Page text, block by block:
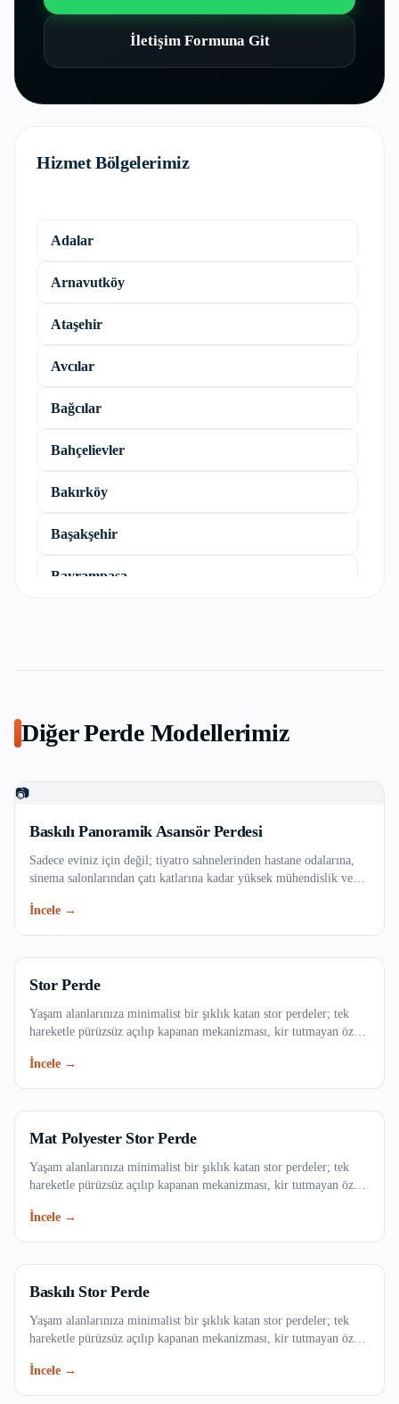
İletişim Formuna Git
Hizmet Bölgelerimiz
Adalar
Arnavutköy
Ataşehir
Avcılar
Bağcılar
Bahçelievler
Bakırköy
Başakşehir
Bayrampaşa
Beyoğlu
Çatalca
Çekmeköy
Esenler
Eyüpsultan
Fatih
Kadıköy
Kartal
Küçükçekmece
Maltepe
Pendik
Diğer Perde Modellerimiz
📷
Baskılı Panoramik Asansör Perdesi
Sadece eviniz için değil; tiyatro sahnelerinden hastane odalarına,
sinema salonlarından çatı katlarına kadar yüksek mühendislik ve
güvenlik standartlarına tam uyumlu ve dayanıklı endüstriyel perde
İncele →
Stor Perde
Yaşam alanlarınıza minimalist bir şıklık katan stor perdeler; tek
hareketle pürüzsüz açılıp kapanan mekanizması, kir tutmayan özel
ofisinizin vazgeçilmezi olacak. Işığı dilediğiniz gibi filtreleyerek
İncele →
Mat Polyester Stor Perde
Yaşam alanlarınıza minimalist bir şıklık katan stor perdeler; tek
hareketle pürüzsüz açılıp kapanan mekanizması, kir tutmayan özel
ofisinizin vazgeçilmezi olacak. Işığı dilediğiniz gibi filtreleyerek
İncele →
Baskılı Stor Perde
Yaşam alanlarınıza minimalist bir şıklık katan stor perdeler; tek
hareketle pürüzsüz açılıp kapanan mekanizması, kir tutmayan özel
ofisinizin vazgeçilmezi olacak. Işığı dilediğiniz gibi filtreleyerek
İncele →